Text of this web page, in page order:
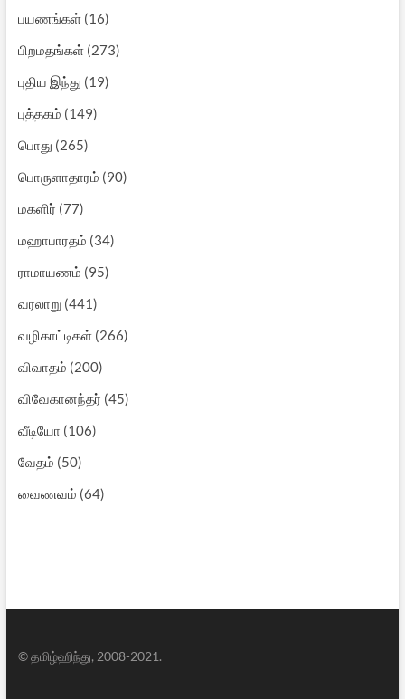
பயணங்கள்(16)
பிறமதங்கள்(273)
புதிய இந்து (19)
புத்தகம் (149)
பொது (265)
பொருளாதாரம் (90)
மகளிர் (77)
மஹாபாரதம் (34)
ராமாயணம் (95)
வரலாறு(441)
வழிகாட்டிகள்(266)
விவாதம் (200)
விவேகானந்தர் (45)
வீடியோ (106)
வேதம் (50)
வைணவம் (64)
© தமிழ்ஹிந்து, 2008-2021.